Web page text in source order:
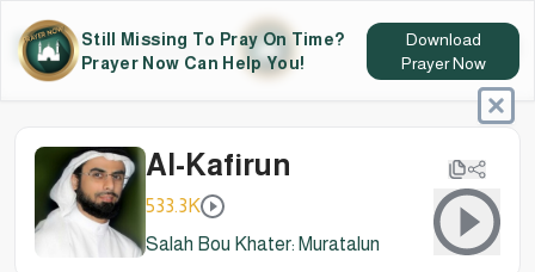
Still Missing To Pray On Time?
Prayer Now Can Help You!
Download
Prayer Now
Al-Kafirun
533.3K
Salah Bou Khater: Muratalun